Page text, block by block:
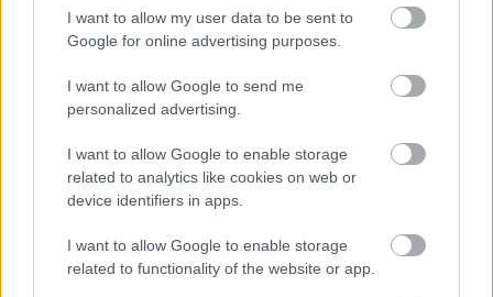
I want to allow my user data to be sent to
Google for online advertising purposes.
I want to allow Google to send me
personalized advertising.
I want to allow Google to enable storage
related to analytics like cookies on web or
device identifiers in apps.
I want to allow Google to enable storage
related to functionality of the website or app.
elé állítanak minket. Melyik belső hangra hallgassunk? A
videoklip ezt a belső diskurzust mutatja meg meseszerű
szimbolikus képekkel és a szembenállásból fakadó belső
feszültségekre helyezi a fókuszt."
a zenekar legközelebb október 31-én, a Robotban
lép fel, a Halloween-buliFacebook-eseményoldala